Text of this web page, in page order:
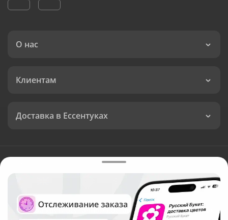
О нас
Клиентам
Доставка в Ессентуках
Валюта:
Служба круглосуточной доставки цветов в Ессентуках